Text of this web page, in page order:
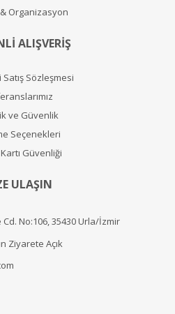
Organizasyon
ALIŞVERİŞ
Sözleşmesi
ve Güvenlik
Seçenekleri
Güvenliği
ULAŞIN
No:106, 35430 Urla/İzmir
Ziyarete Açık